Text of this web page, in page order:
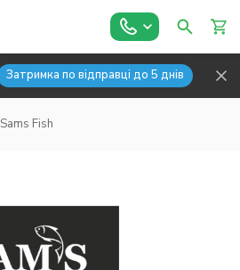
Затримка по відправці до 5 днів
Sams Fish